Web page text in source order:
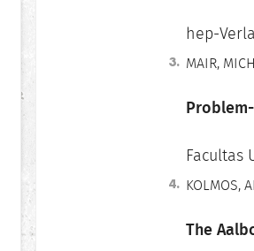
hep-
MAIR,
Facultas
KOLMOS,
The